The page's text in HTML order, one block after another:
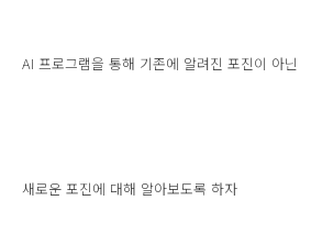
AI 프로그램을 통해 기존에 알려진 포진이 아닌
새로운 포진에 대해 알아보도록 하자